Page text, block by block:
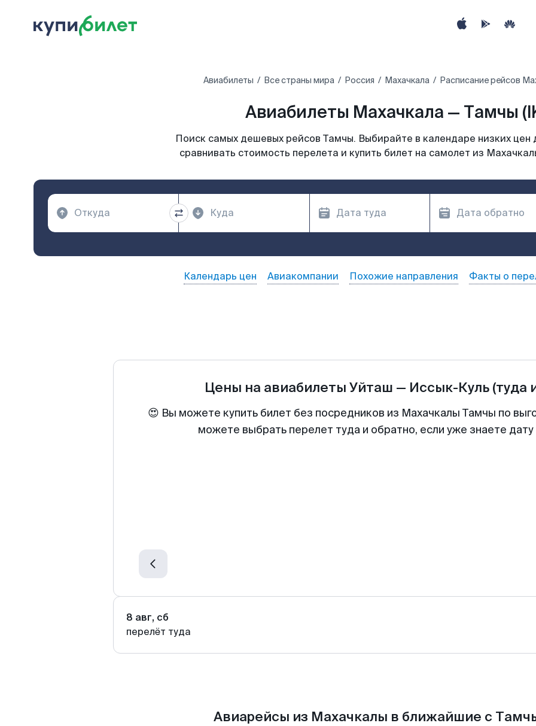
Авиабилеты Все страны мира Россия Махачкала Расписание рейсов
Авиабилеты Махачкала — Тамчы
Поиск самых дешевых рейсов Тамчы. Выбирайте в календаре низких цен
сравнивать стоимость перелета и купить билет на самолет из
Календарь цен Авиакомпании Похожие направления Факты о
Цены на авиабилеты Уйташ — Иссык-Куль (туда
😍 Вы можете купить билет без посредников из Махачкалы Тамчы по
можете выбрать перелет туда и обратно, если уже знаете
8 авг, сб
перелёт туда
Авиарейсы из Махачкалы в ближайшие с